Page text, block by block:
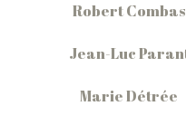
Robert Combas
Jean-Luc
Marie Détrée